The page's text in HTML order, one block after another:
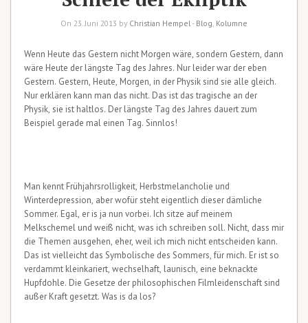
On 23. Juni 2013 by Christian Hempel - Blog Kolumne
Wenn Heute das Gestern nicht Morgen wäre, sondern Gestern, dann
wäre Heute der längste Tag des Jahres. Nur leider war der eben
Gestern. Gestern, Heute, Morgen, in der Physik sind sie alle gleich.
Nur erklären kann man das nicht. Das ist das tragische an der
Physik, sie ist haltlos. Der längste Tag des Jahres dauert zum
Beispiel gerade mal einen Tag. Sinnlos!
Man kennt Frühjahrsrolligkeit, Herbstmelancholie und
Winterdepression, aber wofür steht eigentlich dieser dämliche
Sommer. Egal, er is ja nun vorbei. Ich sitze auf meinem
Melkschemel und weiß nicht, was ich schreiben soll. Nicht, dass mir
die Themen ausgehen, eher, weil ich mich nicht entscheiden kann.
Das ist vielleicht das Symbolische des Sommers, für mich. Er ist so
verdammt kleinkariert, wechselhaft, launisch, eine beknackte
Hupfdohle. Die Gesetze der philosophischen Filmleidenschaft sind
außer Kraft gesetzt. Was is da los?